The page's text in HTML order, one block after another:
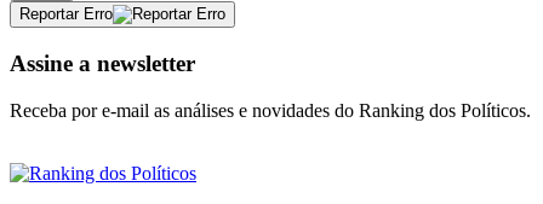
Reportar Erro
Assine a newsletter
Receba por e-mail as análises e novidades do Ranking dos Políticos.